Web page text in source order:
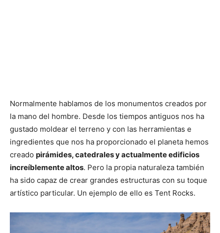
Normalmente hablamos de los monumentos creados por
la mano del hombre. Desde los tiempos antiguos nos ha
gustado moldear el terreno y con las herramientas e
ingredientes que nos ha proporcionado el planeta hemos
creado pirámides, catedrales y actualmente edificios
increíblemente altos. Pero la propia naturaleza también
ha sido capaz de crear grandes estructuras con su toque
artístico particular. Un ejemplo de ello es Tent Rocks.